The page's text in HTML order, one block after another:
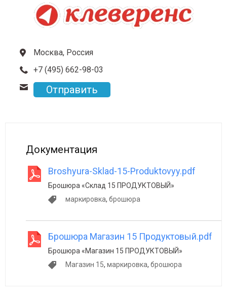
Москва, Россия
+7 (495) 662-98-03
Отправить
Документация
Broshyura-Sklad-15-Produktovyy.pdf
Брошюра «Склад 15 ПРОДУКТОВЫЙ»
маркировка, брошюра
Брошюра Магазин 15 Продуктовый.pdf
Брошюра «Магазин 15 ПРОДУКТОВЫЙ»
Магазин 15, маркировка, брошюра